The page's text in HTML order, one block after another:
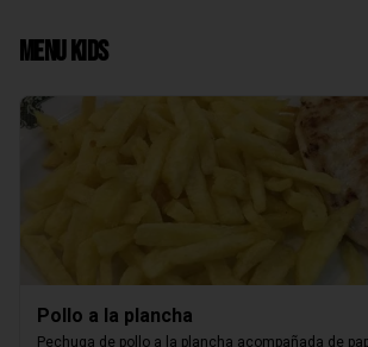
Menu Kids
Pollo a la plancha
Pechuga de pollo a la plancha acompañada de